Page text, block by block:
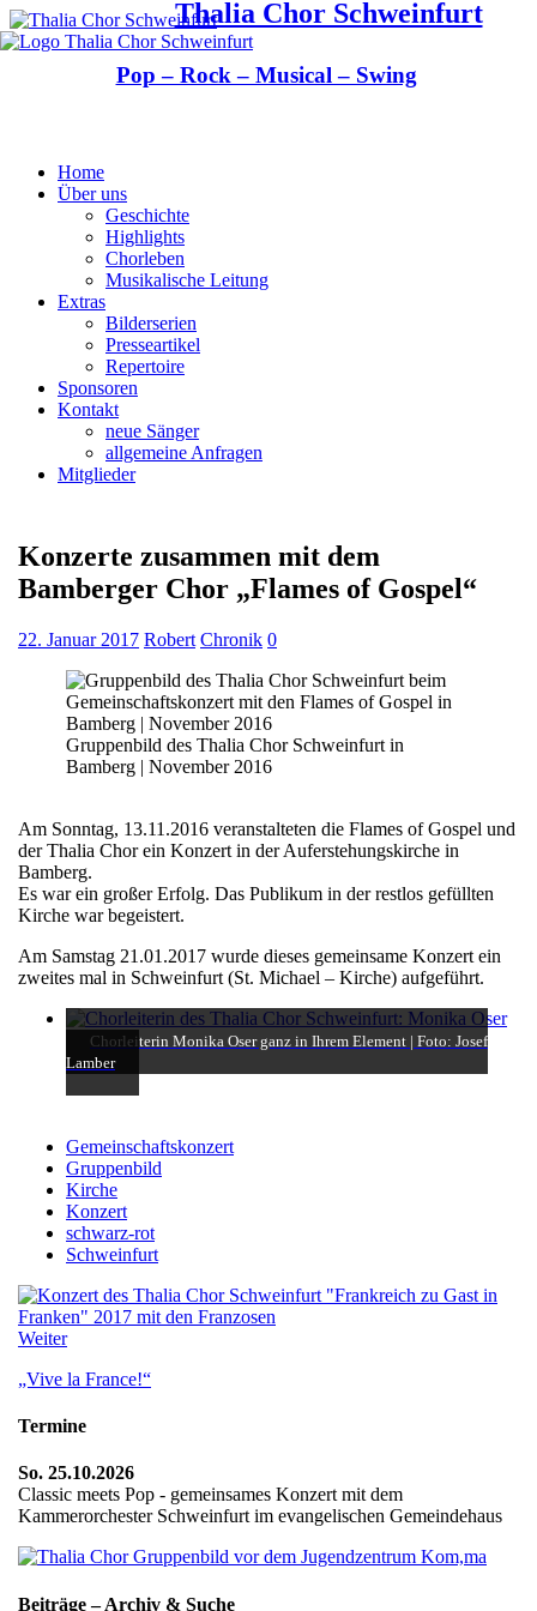
Thalia Chor Schweinfurt
Pop – Rock – Musical – Swing
Home
Über uns
Geschichte
Highlights
Chorleben
Musikalische Leitung
Extras
Bilderserien
Presseartikel
Repertoire
Sponsoren
Kontakt
neue Sänger
allgemeine Anfragen
Mitglieder
Konzerte zusammen mit dem
Bamberger Chor „Flames of Gospel“
22. Januar 2017 Robert Chronik 0
Gruppenbild des Thalia Chor Schweinfurt in
Bamberg | November 2016
Am Sonntag, 13.11.2016 veranstalteten die Flames of Gospel und
der Thalia Chor ein Konzert in der Auferstehungskirche in
Bamberg.
Es war ein großer Erfolg. Das Publikum in der restlos gefüllten
Kirche war begeistert.
Am Samstag 21.01.2017 wurde dieses gemeinsame Konzert ein
zweites mal in Schweinfurt (St. Michael – Kirche) aufgeführt.
Chorleiterin Monika Oser ganz in Ihrem Element | Foto: Josef
Lamber
Gemeinschaftskonzert
Gruppenbild
Kirche
Konzert
schwarz-rot
Schweinfurt
Weiter
„Vive la France!“
Termine
So. 25.10.2026
Classic meets Pop - gemeinsames Konzert mit dem
Kammerorchester Schweinfurt im evangelischen Gemeindehaus
Beiträge – Archiv & Suche